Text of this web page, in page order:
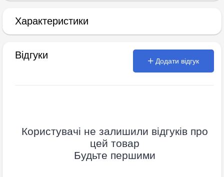
Характеристики
Відгуки
Додати відгук
Користувачі не залишили відгуків про
цей товар
Будьте першими